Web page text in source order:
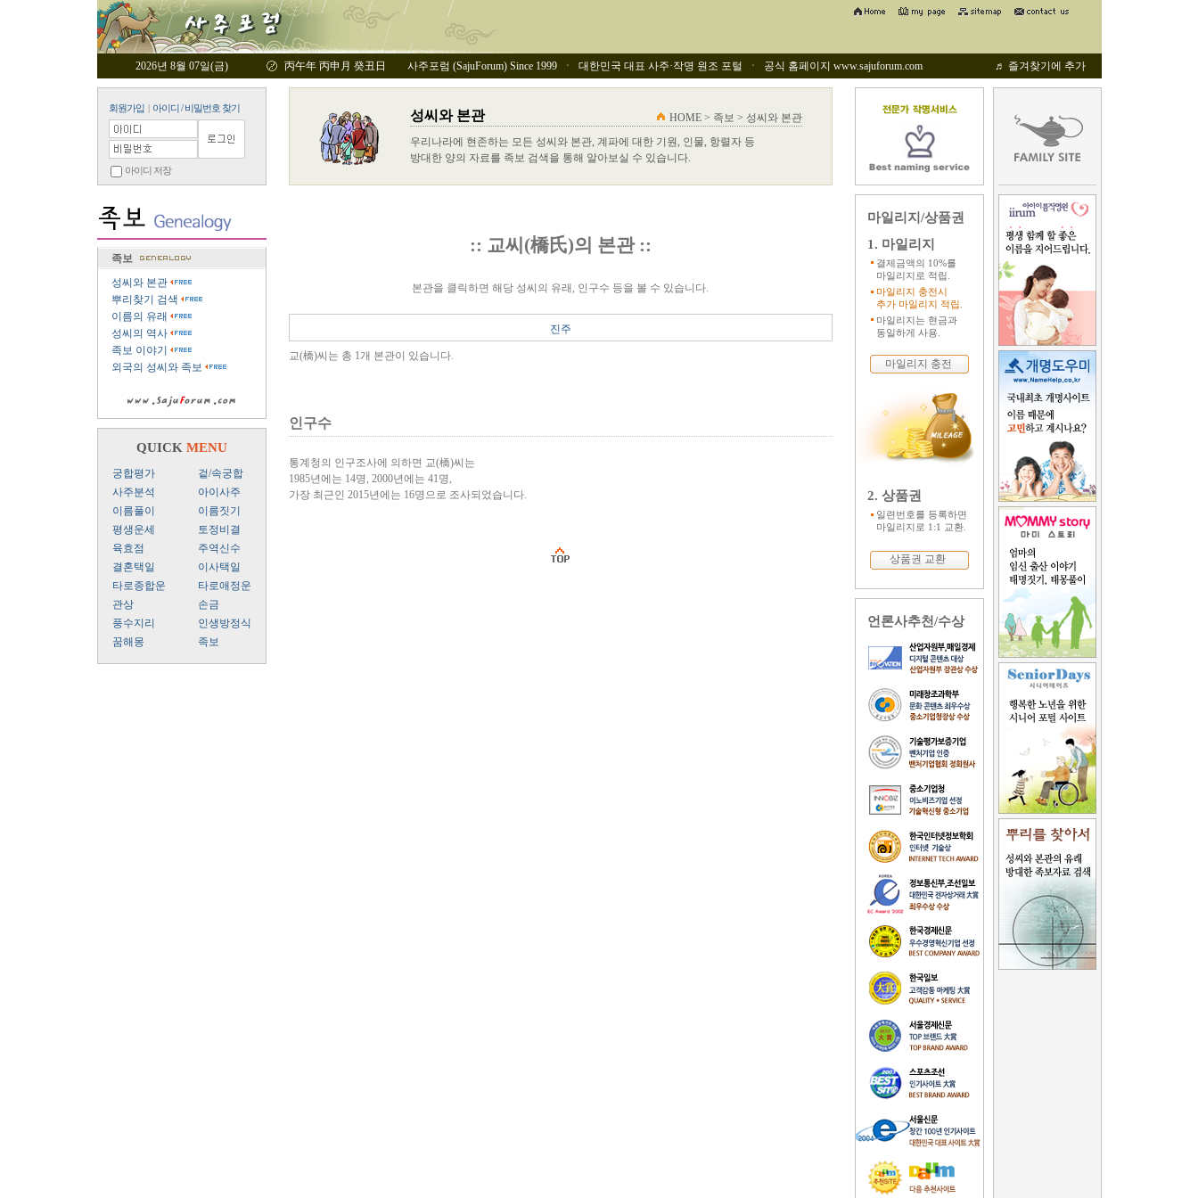
2026년 8월 07일(금) 丙午年 丙申月 癸丑日 사주포럼 (SajuForum) Since 1999 ㆍ 대한민국 대표 사주·작명 원조 포털 ㆍ 공식 홈페이지 www.sajuforum.com ♬ 즐겨찾기에 추가
회원가입| 아이디 / 비밀번호 찾기
아이디 저장
족보
성씨와 본관
뿌리찾기 검색
이름의 유래
성씨의 역사
족보 이야기
외국의 성씨와 족보
QUICK MENU
궁합평가
겉/속궁합
사주분석
아이사주
이름풀이
이름짓기
평생운세
토정비결
육효점
주역신수
결혼택일
이사택일
타로종합운
타로애정운
관상
손금
풍수지리
인생방정식
꿈해몽
족보
성씨와 본관
HOME > 족보 > 성씨와 본관
우리나라에 현존하는 모든 성씨와 본관, 계파에 대한 기원, 인물, 항렬자 등
방대한 양의 자료를 족보 검색을 통해 알아보실 수 있습니다.
:: 교씨(橋氏)의 본관 ::
본관을 클릭하면 해당 성씨의 유래, 인구수 등을 볼 수 있습니다.
진주
교(橋)씨는 총 1개 본관이 있습니다.
인구수
통계청의 인구조사에 의하면 교(橋)씨는
1985년에는 14명, 2000년에는 41명,
가장 최근인 2015년에는 16명으로 조사되었습니다.
마일리지/상품권
1. 마일리지
결제금액의 10%를
마일리지로 적립.
마일리지 충전시
추가 마일리지 적립.
마일리지는 현금과
동일하게 사용.
마일리지 충전
2. 상품권
일련번호를 등록하면
마일리지로 1:1 교환.
상품권 교환
언론사추천/수상